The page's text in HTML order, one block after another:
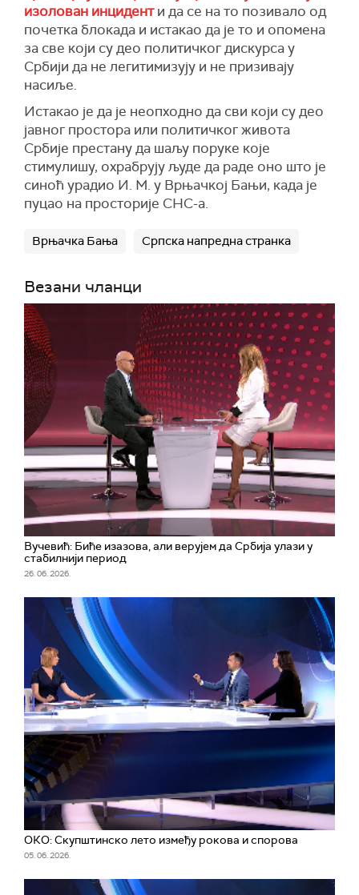
изолован инциденти да се на то позивало од
почетка блокада и истакао да је то и опомена
за све који су део политичког дискурса у
Србији да не легитимизују и не призивају
насиље.
Истакао је да је неопходно да сви који су део
јавног простора или политичког живота
Србије престану да шаљу поруке које
стимулишу, охрабрују људе да раде оно што је
синоћ урадио И. М. у Врњачкој Бањи, када је
пуцао на просторије СНС-а.
Врњачка Бања Српска напредна странка
Везани чланци
Вучевић: Биће изазова, али верујем да Србија улази у
стабилнији период
26. 06. 2026.
ОКО: Скупштинско лето између рокова и спорова
05. 06. 2026.